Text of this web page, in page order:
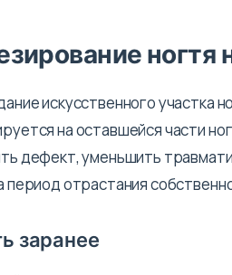
ногтя
искусственного участка
на оставшейся части
дефект, уменьшить
период отрастания
заранее